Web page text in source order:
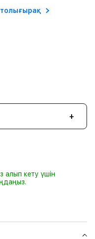
+
алып кету үшін